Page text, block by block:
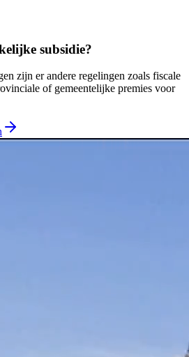
subsidie?
zijn er andere regelingen zoals fiscale
of gemeentelijke premies voor